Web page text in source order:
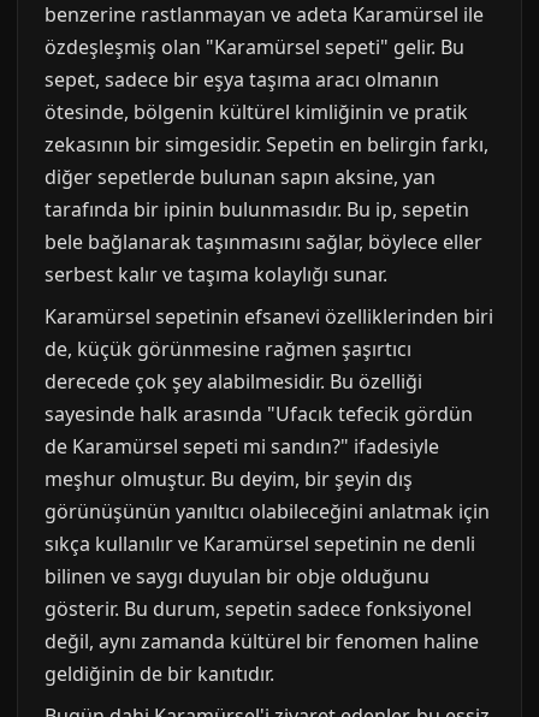
benzerine rastlanmayan ve adeta Karamürsel ile
özdeşleşmiş olan "Karamürsel sepeti" gelir. Bu
sepet, sadece bir eşya taşıma aracı olmanın
ötesinde, bölgenin kültürel kimliğinin ve pratik
zekasının bir simgesidir. Sepetin en belirgin farkı,
diğer sepetlerde bulunan sapın aksine, yan
tarafında bir ipinin bulunmasıdır. Bu ip, sepetin
bele bağlanarak taşınmasını sağlar, böylece eller
serbest kalır ve taşıma kolaylığı sunar.
Karamürsel sepetinin efsanevi özelliklerinden biri
de, küçük görünmesine rağmen şaşırtıcı
derecede çok şey alabilmesidir. Bu özelliği
sayesinde halk arasında "Ufacık tefecik gördün
de Karamürsel sepeti mi sandın?" ifadesiyle
meşhur olmuştur. Bu deyim, bir şeyin dış
görünüşünün yanıltıcı olabileceğini anlatmak için
sıkça kullanılır ve Karamürsel sepetinin ne denli
bilinen ve saygı duyulan bir obje olduğunu
gösterir. Bu durum, sepetin sadece fonksiyonel
değil, aynı zamanda kültürel bir fenomen haline
geldiğinin de bir kanıtıdır.